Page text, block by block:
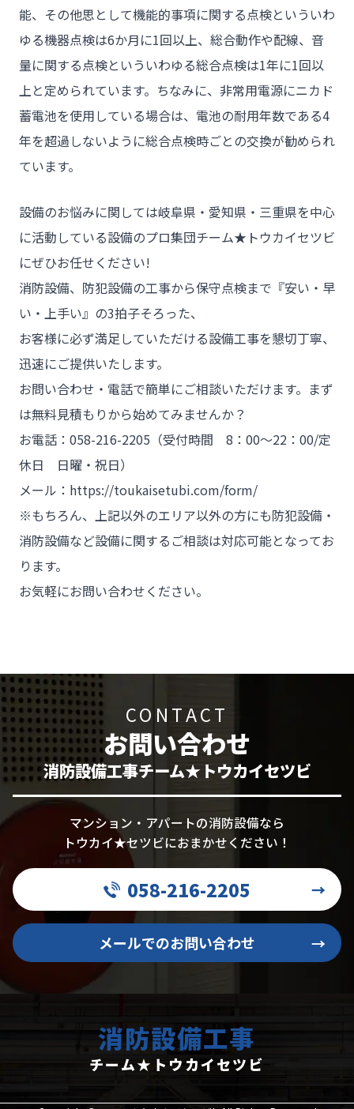
能、その他思として機能的事項に関する点検といういわ
ゆる機器点検は6か月に1回以上、総合動作や配線、音
量に関する点検といういわゆる総合点検は1年に1回以
上と定められています。ちなみに、非常用電源にニカド
蓄電池を使用している場合は、電池の耐用年数である4
年を超過しないように総合点検時ごとの交換が勧められ
ています。
設備のお悩みに関しては岐阜県・愛知県・三重県を中心
に活動している設備のプロ集団チーム★トウカイセツビ
にぜひお任せください!
消防設備、防犯設備の工事から保守点検まで『安い・早
い・上手い』の3拍子そろった、
お客様に必ず満足していただける設備工事を懇切丁寧、
迅速にご提供いたします。
お問い合わせ・電話で簡単にご相談いただけます。まず
は無料見積もりから始めてみませんか？
お電話：058-216-2205（受付時間 8：00～22：00/定
休日 日曜・祝日）
メール：https://toukaisetubi.com/form/
※もちろん、上記以外のエリア以外の方にも防犯設備・
消防設備など設備に関するご相談は対応可能となってお
ります。
お気軽にお問い合わせください。
CONTACT
お問い合わせ
消防設備工事チーム★トウカイセツビ
マンション・アパートの消防設備なら
トウカイ★セツビにおまかせください！
058-216-2205 →
メールでのお問い合わせ →
消防設備工事
チーム★トウカイセツビ